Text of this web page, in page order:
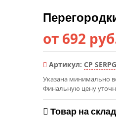
от 692
Артикул: CP
Указана минимально
Финальную цену
Товар на